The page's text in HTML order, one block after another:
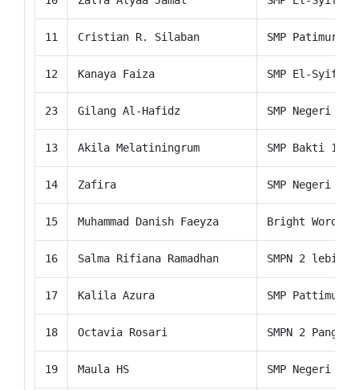
11 Cristian R. Silaban SMP Patimura
12 Kanaya Faiza SMP El-Syifa
23 Gilang Al-Hafidz SMP Negeri 98
13 Akila Melatiningrum SMP Bakti 17
14 Zafira SMP Negeri 104
15 Muhammad Danish Faeyza Bright Word
16 Salma Rifiana Ramadhan SMPN 2
17 Kalila Azura SMP Pattimura
18 Octavia Rosari SMPN 2
19 Maula HS SMP Negeri 100